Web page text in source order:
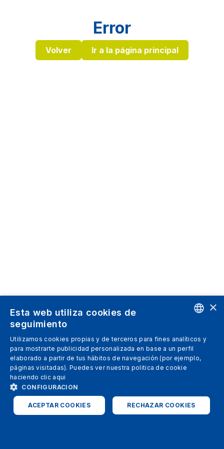
Error
Volver Ir a la página principal
SPANISH
ITALIAN
ENGLISH
×
Esta web utiliza cookies de
seguimiento
Utilizamos cookies propias y de terceros para fines analíticos y
para mostrarte publicidad personalizada en base a un perfil
elaborado a partir de tus hábitos de navegación (por ejemplo,
páginas visitadas). Puedes ver nuestra politica de cookie
haciendo clic aqui
CONFIGURACION
ACEPTAR COOKIES RECHAZAR COOKIES